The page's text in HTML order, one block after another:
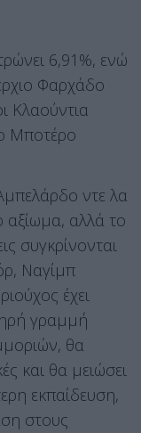
6,91%, ενώ
Φαρχάδο
Κλαούντια
Μποτέρο
ντε λα
αξίωμα, αλλά το
συγκρίνονται
Ναγίμπ
έχει
γραμμή
θα
και θα μειώσει
εκπαίδευση,
στους